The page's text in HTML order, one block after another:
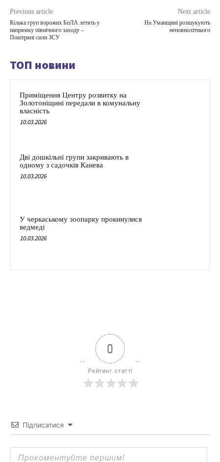
Previous article
Кілька груп ворожих БпЛА летять у
напрямку північного заходу –
Повітряні сили ЗСУ
Next article
На Уманщині розшукують
неповнолітнього
ТОП новини
Приміщення Центру розвитку на
Золотоніщині передали в комунальну
власність
10.03.2026
Дві дошкільні групи закривають в
одному з садочків Канева
10.03.2026
У черкаському зоопарку прокинулися
ведмеді
10.03.2026
0
Рейтинг статті
Підписатися